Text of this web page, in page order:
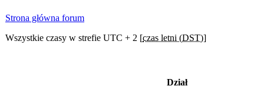
Strona główna forum
Wszystkie czasy w strefie UTC + 2 [czas letni (DST)]
Dział